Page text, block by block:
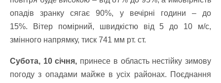
опадів зранку сягає 90%, у вечірні години – до
15%.
Вітер помірний, швидкістю від 5 до 10 м/с,
змінного напрямку, тиск 741 мм рт. ст.
Субота, 10 січня, принесе в область нестійку зимову
погоду з опадами майже в усіх районах. Поєднання